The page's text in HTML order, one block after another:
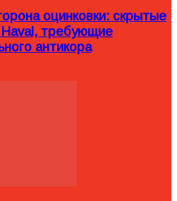
оцинковки: скрытые
Haval, требующие
антикора